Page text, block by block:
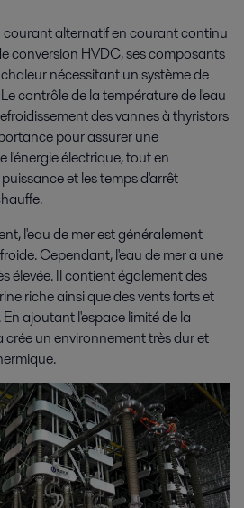
courant alternatif en courant continu
conversion HVDC, ses composants
nécessitant un système de
contrôle de la température de l'eau
des vannes à thyristors
pour assurer une
l'énergie électrique, tout en
et les temps d'arrêt
l'eau de mer est généralement
Cependant, l'eau de mer a une
élevée. Il contient également des
riche ainsi que des vents forts et
ajoutant l'espace limité de la
crée un environnement très dur et